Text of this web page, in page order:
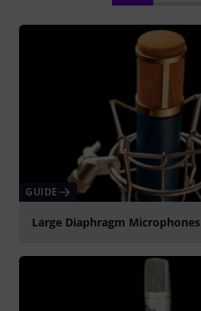
GUIDE
Large Diaphragm Microphones